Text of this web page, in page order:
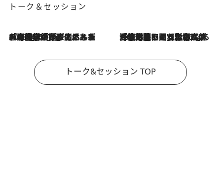
トーク＆セッション
2026.8.3
「今後値上げがあるとすれば…」「リスクがあるのは今年の冬」エネルギー専門家が語る、ホルムズ海峡封鎖が家庭にもたらす“ある心配” 2026.8.3
「住宅建てられない…」「サーチャージ料の高値が続いている」ホルムズ海峡封鎖による影響はいつまで続く？《エネルギー専門家に聞く“どうなる日本の暮らし”》
トーク&セッション TOP